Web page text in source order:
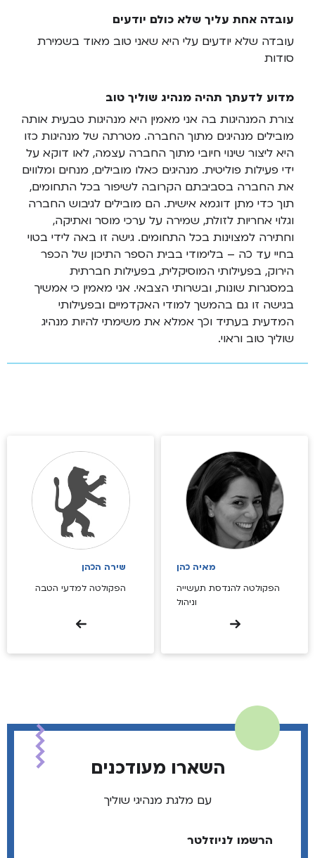
עובדה אחת עליך שלא כולם יודעים
עובדה שלא יודעים עלי היא שאני טוב מאוד בשמירת
סודות
מדוע לדעתך תהיה מנהיג שוליך טוב
צורת המנהיגות בה אני מאמין היא מנהיגות טבעית אותה
מובילים מנהיגים מתוך החברה. מטרתה של מנהיגות כזו
היא ליצור שינוי חיובי מתוך החברה עצמה, לאו דוקא על
ידי פעילות פוליטית. מנהיגים כאלו מובילים, מנחים ומלווים
את החברה בסביבתם הקרובה לשיפור בכל התחומים,
תוך כדי מתן דוגמא אישית. הם מובילים לגיבוש החברה
וגלוי אחריות לזולת, שמירה על ערכי מוסר ואתיקה,
וחתירה למצוינות בכל התחומים. גישה זו באה לידי בטוי
בחיי עד כה – בלימודי בבית הספר התיכון של הכפר
הירוק, בפעילותי המוסיקלית, בפעילות חברתית
במסגרות שונות, ובשרותי הצבאי. אני מאמין כי אמשיך
בגישה זו גם בהמשך למודי האקדמיים ובפעילותי
המדעית בעתיד וכך אמלא את משימתי להיות מנהיג
שוליך טוב וראוי.
מאיה כהן
הפקולטה להנדסת תעשייה
וניהול
שירה הכהן
הפקולטה למדעי הטבה
השארו מעודכנים
עם מלגת מנהיגי שוליך
הרשמו לניוזלטר